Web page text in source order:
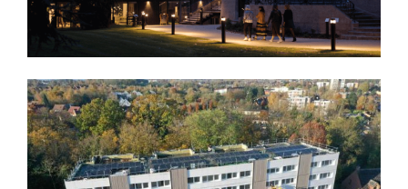
Découvrir